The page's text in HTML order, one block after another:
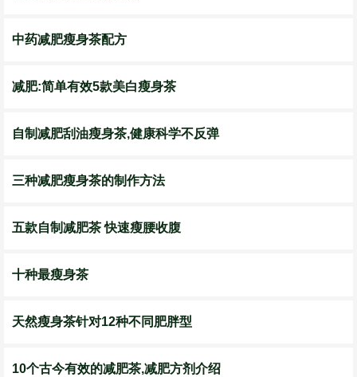
中药减肥瘦身茶配方
减肥:简单有效5款美白瘦身茶
自制减肥刮油瘦身茶,健康科学不反弹
三种减肥瘦身茶的制作方法
五款自制减肥茶 快速瘦腰收腹
十种最瘦身茶
天然瘦身茶针对12种不同肥胖型
10个古今有效的减肥茶,减肥方剂介绍